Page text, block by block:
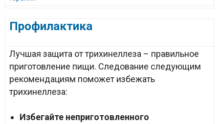
Профилактика
Лучшая защита от трихинеллеза – правильное
приготовление пищи. Следование следующим
рекомендациям поможет избежать
трихинеллеза:
Избегайте неприготовленного